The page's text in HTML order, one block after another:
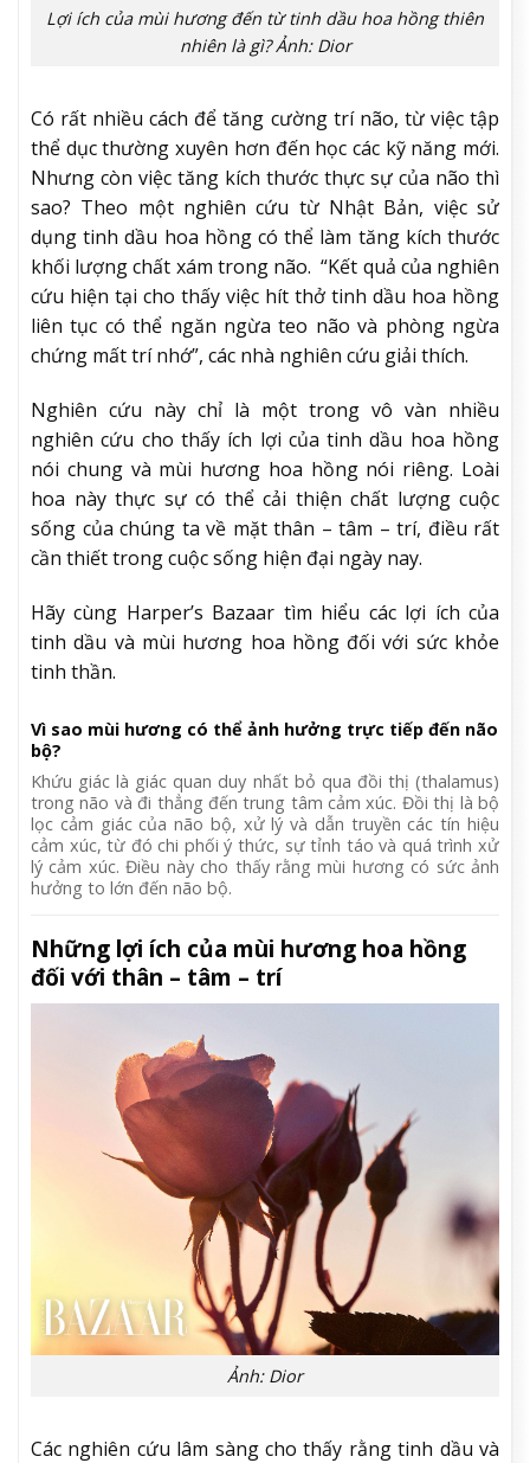
Lợi ích của mùi hương đến từ tinh dầu hoa hồng thiên
nhiên là gì? Ảnh: Dior
Có rất nhiều cách để tăng cường trí não, từ việc tập
thể dục thường xuyên hơn đến học các kỹ năng mới.
Nhưng còn việc tăng kích thước thực sự của não thì
sao? Theo một nghiên cứu từ Nhật Bản, việc sử
dụng tinh dầu hoa hồng có thể làm tăng kích thước
khối lượng chất xám trong não. “Kết quả của nghiên
cứu hiện tại cho thấy việc hít thở tinh dầu hoa hồng
liên tục có thể ngăn ngừa teo não và phòng ngừa
chứng mất trí nhớ”, các nhà nghiên cứu giải thích.
Nghiên cứu này chỉ là một trong vô vàn nhiều
nghiên cứu cho thấy ích lợi của tinh dầu hoa hồng
nói chung và mùi hương hoa hồng nói riêng. Loài
hoa này thực sự có thể cải thiện chất lượng cuộc
sống của chúng ta về mặt thân – tâm – trí, điều rất
cần thiết trong cuộc sống hiện đại ngày nay.
Hãy cùng Harper’s Bazaar tìm hiểu các lợi ích của
tinh dầu và mùi hương hoa hồng đối với sức khỏe
tinh thần.
Vì sao mùi hương có thể ảnh hưởng trực tiếp đến não
bộ?
Khứu giác là giác quan duy nhất bỏ qua đồi thị (thalamus)
trong não và đi thẳng đến trung tâm cảm xúc. Đồi thị là bộ
lọc cảm giác của não bộ, xử lý và dẫn truyền các tín hiệu
cảm xúc, từ đó chi phối ý thức, sự tỉnh táo và quá trình xử
lý cảm xúc. Điều này cho thấy rằng mùi hương có sức ảnh
hưởng to lớn đến não bộ.
Những lợi ích của mùi hương hoa hồng
đối với thân – tâm – trí
Ảnh: Dior
Các nghiên cứu lâm sàng cho thấy rằng tinh dầu và